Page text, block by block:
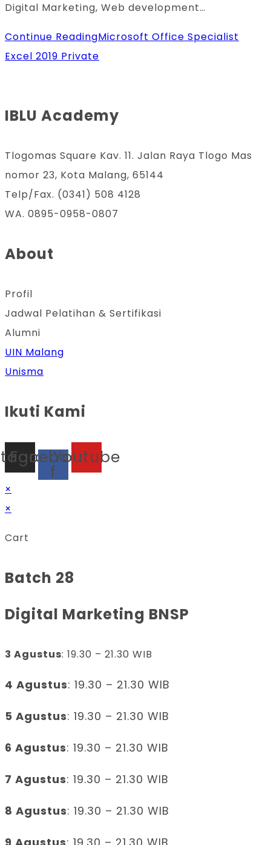
Digital Marketing, Web development…
Continue ReadingMicrosoft Office Specialist
Excel 2019 Private
IBLU Academy
Tlogomas Square Kav. 11. Jalan Raya Tlogo Mas
nomor 23, Kota Malang, 65144
Telp/Fax. (0341) 508 4128
WA. 0895-0958-0807
About
Profil
Jadwal Pelatihan & Sertifikasi
Alumni
UIN Malang
Unisma
Ikuti Kami
Facebook-
f
Youtube
×
×
Cart
Batch 28
Digital Marketing BNSP
3 Agustus: 19.30 – 21.30 WIB
4 Agustus: 19.30 – 21.30 WIB
5 Agustus: 19.30 – 21.30 WIB
6 Agustus: 19.30 – 21.30 WIB
7 Agustus: 19.30 – 21.30 WIB
8 Agustus: 19.30 – 21.30 WIB